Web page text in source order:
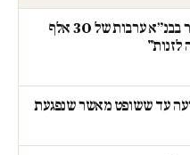
רשות האוכלוסין דרשה מקורבן סחר בבנ״א ערבות של 30 אלף
לזנות"
עד ששופט מאשר שנפגעת